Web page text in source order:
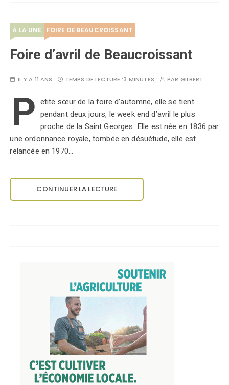
À LA UNE FOIRE DE BEAUCROISSANT
Foire d’avril de Beaucroissant
IL Y A 11 ANS TEMPS DE LECTURE :3 MINUTES PAR GILBERT
P etite sœur de la foire d’automne, elle se tient
pendant deux jours, le week end d’avril le plus
proche de la Saint Georges. Elle est née en 1836 par
une ordonnance royale, tombée en désuétude, elle est
relancée en 1970…
CONTINUER LA LECTURE